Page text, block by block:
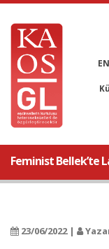
Feminist Bellek’te
23/06/2022 |